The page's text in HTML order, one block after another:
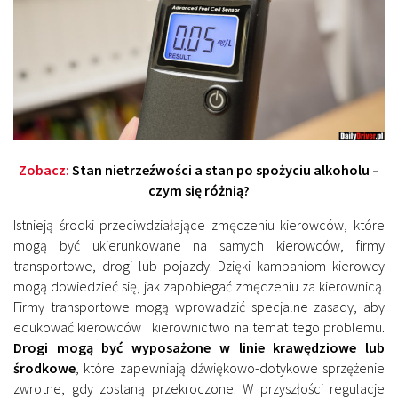
Zobacz: Stan nietrzeźwości a stan po spożyciu alkoholu –
czym się różnią?
Istnieją środki przeciwdziałające zmęczeniu kierowców, które
mogą być ukierunkowane na samych kierowców, firmy
transportowe, drogi lub pojazdy. Dzięki kampaniom kierowcy
mogą dowiedzieć się, jak zapobiegać zmęczeniu za kierownicą.
Firmy transportowe mogą wprowadzić specjalne zasady, aby
edukować kierowców i kierownictwo na temat tego problemu.
Drogi mogą być wyposażone w linie krawędziowe lub
środkowe, które zapewniają dźwiękowo-dotykowe sprzężenie
zwrotne, gdy zostaną przekroczone. W przyszłości regulacje